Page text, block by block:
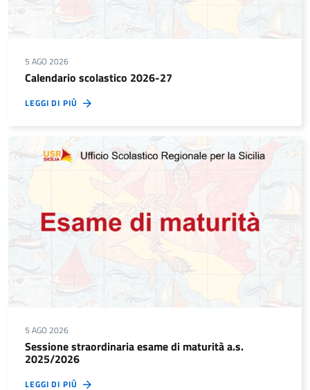
5 AGO 2026
Calendario scolastico 2026-27
LEGGI DI PIÙ
5 AGO 2026
Sessione straordinaria esame di maturità a.s.
2025/2026
LEGGI DI PIÙ